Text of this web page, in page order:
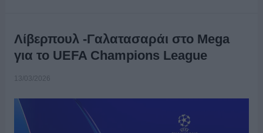
Λίβερπουλ -Γαλατασαράι στο Mega
για το UEFA Champions League
13/03/2026